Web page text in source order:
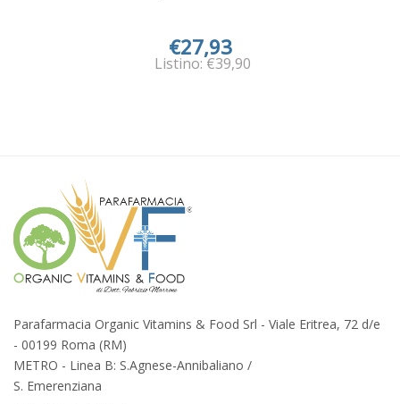
€27,93
Listino: €39,90
Parafarmacia Organic Vitamins & Food Srl - Viale Eritrea, 72 d/e
- 00199 Roma (RM)
METRO - Linea B: S.Agnese-Annibaliano /
S. Emerenziana